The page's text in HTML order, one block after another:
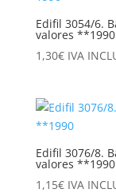
Edifil 3054/6.
valores **1990
1,30€ IVA
Edifil 3076/8.
valores **1990
1,15€ IVA